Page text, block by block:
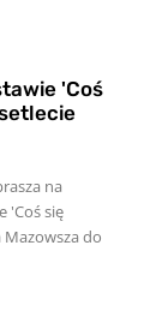
'Coś
na
'Coś się
Mazowsza do